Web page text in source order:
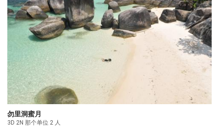
勿里洞蜜月
3D 2N 那个单位 2 人